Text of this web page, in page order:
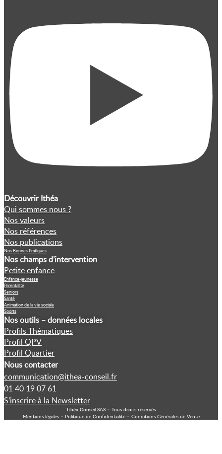
Découvrir Ithéa
Qui sommes nous ?
Nos valeurs
Nos références
Nos publications
Nos Bonnes Pratiques
Nos champs d’intervention
Petite enfance
Enfance-jeunesse
Parentalité
Seniors
Santé
Animation de la vie sociale
Sports
Nos outils – données locales
Profils Thématiques
Profil QPV
Profil Quartier
Nous contacter
communication@ithea-conseil.fr
01 40 19 07 61
S’inscrire à la Newsletter
Ithéa Conseil SAS – Tous droits réservés
Mentions légales– Politique de Confidentialité– Conditions Générales de Vente